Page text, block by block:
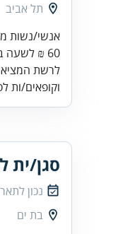
תל אביב
אנשי/נשות
60 ₪ לשעה בסיס + בונוסים
לרשת
וקופאים/ות
סגן/ית
נכון
בת ים